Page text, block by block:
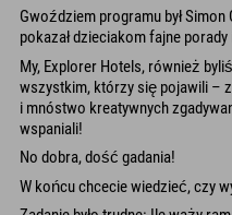
Gwoździem programu był
pokazał dzieciakom fajne porady
My, Explorer Hotels, również
wszystkim, którzy się pojawili –
i mnóstwo kreatywnych
wspaniali!
No dobra, dość gadania!
W końcu chcecie wiedzieć, czy